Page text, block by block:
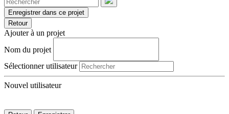
Enregistrer dans ce projet
Retour
Ajouter à un projet
Nom du projet
Sélectionner utilisateur
Nouvel utilisateur